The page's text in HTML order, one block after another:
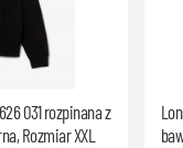
031 rozpinana z
Rozmiar XXL